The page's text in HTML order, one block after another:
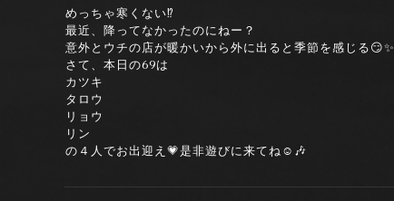
めっちゃ寒くない⁉️
最近、降ってなかったのにねー？
意外とウチの店が暖かいから外に出ると季節を感じる😏✨
さて、本日の69は
カツキ
タロウ
リョウ
リン
の４人でお出迎え💗是非遊びに来てね☺️🎶